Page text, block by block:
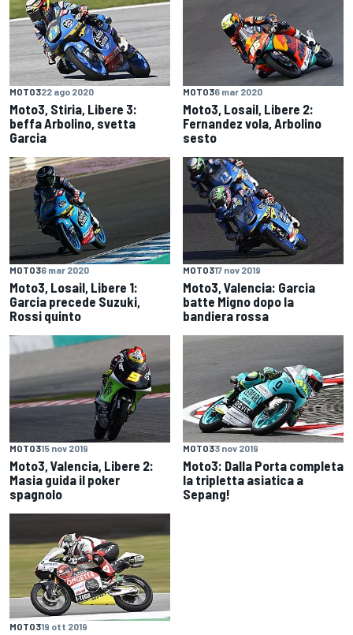
MOTO322 ago 2020
Moto3, Stiria, Libere 3:
beffa Arbolino, svetta
Garcia
MOTO36 mar 2020
Moto3, Losail, Libere 2:
Fernandez vola, Arbolino
sesto
MOTO36 mar 2020
Moto3, Losail, Libere 1:
Garcia precede Suzuki,
Rossi quinto
MOTO317 nov 2019
Moto3, Valencia: Garcia
batte Migno dopo la
bandiera rossa
MOTO315 nov 2019
Moto3, Valencia, Libere 2:
Masia guida il poker
spagnolo
MOTO33 nov 2019
Moto3: Dalla Porta completa
la tripletta asiatica a
Sepang!
MOTO319 ott 2019